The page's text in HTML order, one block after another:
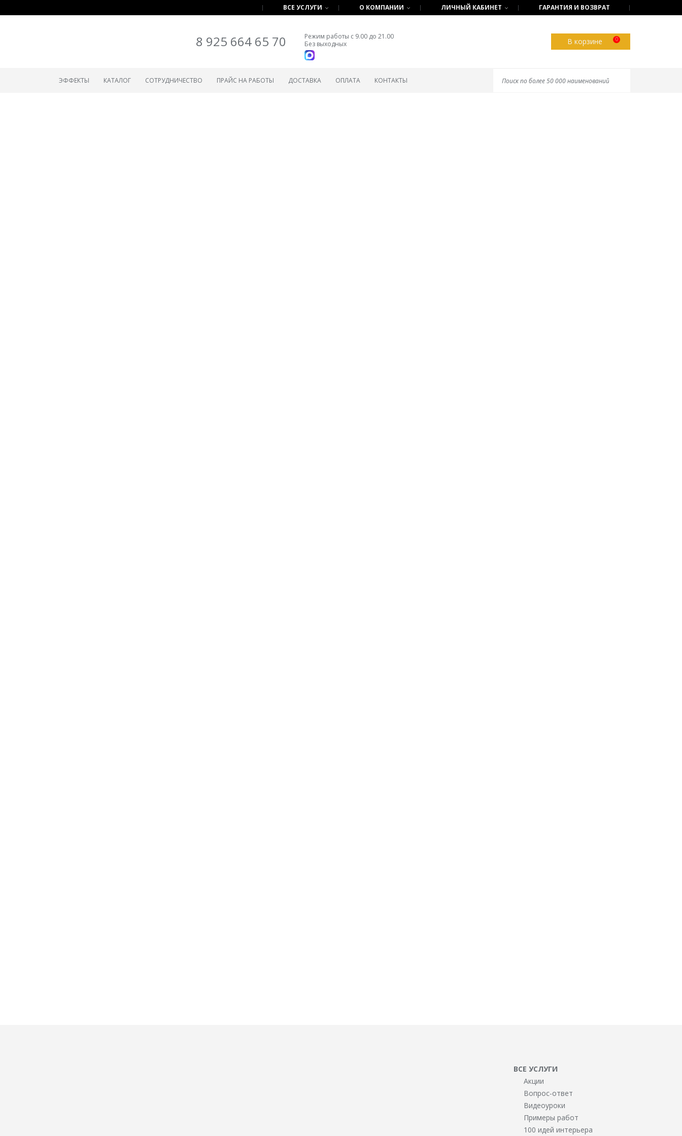
ВСЕ УСЛУГИ О КОМПАНИИ ЛИЧНЫЙ КАБИНЕТ ГАРАНТИЯ И ВОЗВРАТ
8 925 664 65 70
Режим работы с 9.00 до 21.00
Без выходных
В корзине 0
ЭФФЕКТЫ КАТАЛОГ СОТРУДНИЧЕСТВО ПРАЙС НА РАБОТЫ ДОСТАВКА ОПЛАТА КОНТАКТЫ
ВСЕ УСЛУГИ
Акции
Вопрос-ответ
Видеоуроки
Примеры работ
100 идей интерьера